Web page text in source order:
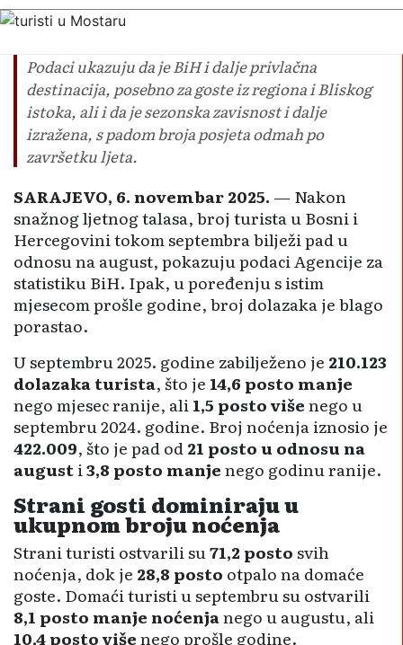
Podaci ukazuju da je BiH i dalje privlačna
destinacija, posebno za goste iz regiona i Bliskog
istoka, ali i da je sezonska zavisnost i dalje
izražena, s padom broja posjeta odmah po
završetku ljeta.
SARAJEVO, 6. novembar 2025. — Nakon
snažnog ljetnog talasa, broj turista u Bosni i
Hercegovini tokom septembra bilježi pad u
odnosu na august, pokazuju podaci Agencije za
statistiku BiH. Ipak, u poređenju s istim
mjesecom prošle godine, broj dolazaka je blago
porastao.
U septembru 2025. godine zabilježeno je 210.123
dolazaka turista, što je 14,6 posto manje
nego mjesec ranije, ali 1,5 posto višenego u
septembru 2024. godine. Broj noćenja iznosio je
422.009, što je pad od 21 posto u odnosu na
augusti3,8 posto manjenego godinu ranije.
Strani gosti dominiraju u
ukupnom broju noćenja
Strani turisti ostvarili su 71,2 postosvih
noćenja, dok je 28,8 posto otpalo na domaće
goste. Domaći turisti u septembru su ostvarili
8,1 posto manje noćenjanego u augustu, ali
10,4 posto višenego prošle godine.